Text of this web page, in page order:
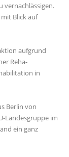
vernachlässigen.
Blick auf
aufgrund
Reha-
in
Berlin von
Landesgruppe im
ein ganz